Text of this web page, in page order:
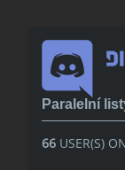
Paralelní
66USER(S)